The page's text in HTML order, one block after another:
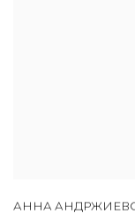
АННА